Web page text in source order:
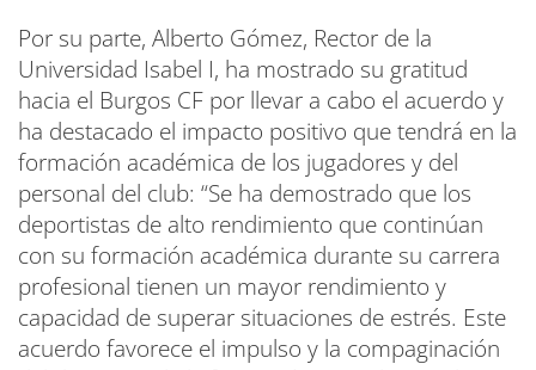
Por su parte, Alberto Gómez, Rector de la
Universidad Isabel I, ha mostrado su gratitud
hacia el Burgos CF por llevar a cabo el acuerdo y
ha destacado el impacto positivo que tendrá en la
formación académica de los jugadores y del
personal del club: “Se ha demostrado que los
deportistas de alto rendimiento que continúan
con su formación académica durante su carrera
profesional tienen un mayor rendimiento y
capacidad de superar situaciones de estrés. Este
acuerdo favorece el impulso y la compaginación